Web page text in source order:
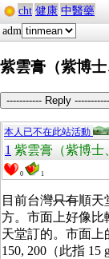
cht 健康 中醫藥
adm
紫雲膏（紫博士
----------- Reply -----------
本人已不在此站活動
1 紫雲膏（紫博士
0 1
目前台灣只有順天
方。市面上好像比
天堂訂的。市面上
150, 200（此指